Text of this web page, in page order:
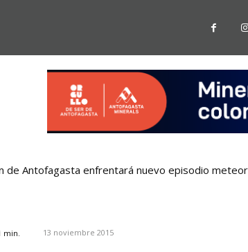
de Antofagasta enfrentará nuevo episodio
min. 13 noviembre 2015